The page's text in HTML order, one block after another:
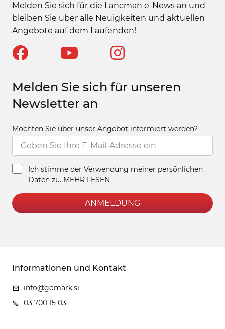
Melden Sie sich für die Lancman e-News an und
bleiben Sie über alle Neuigkeiten und aktuellen
Angebote auf dem Laufenden!
Melden Sie sich für unseren
Newsletter an
Möchten Sie über unser Angebot informiert werden?
Ich stimme der Verwendung meiner persönlichen
Daten zu. MEHR LESEN
ANMELDUNG
Informationen und Kontakt
info@gomark.si
03 700 15 03